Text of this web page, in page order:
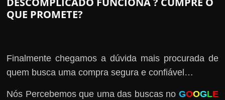
QUE PROMETE?
Finalmente chegamos a dúvida mais procurada de
quem busca uma compra segura e confiável…
Nós Percebemos que uma das buscas no GOOGLE